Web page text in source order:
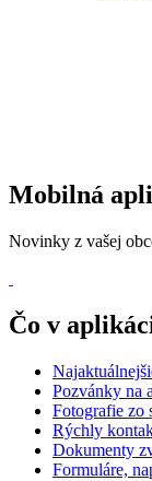
Mobilná
Novinky z vašej
Čo v
Pozvánky na
Fotografie zo
Rýchly
Dokumenty
Formuláre,